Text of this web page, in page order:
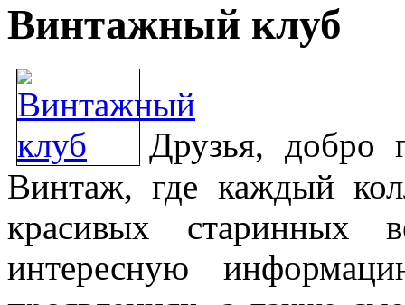
Винтажный клуб
Друзья, добро
Винтаж, где каждый
красивых старинных
интересную